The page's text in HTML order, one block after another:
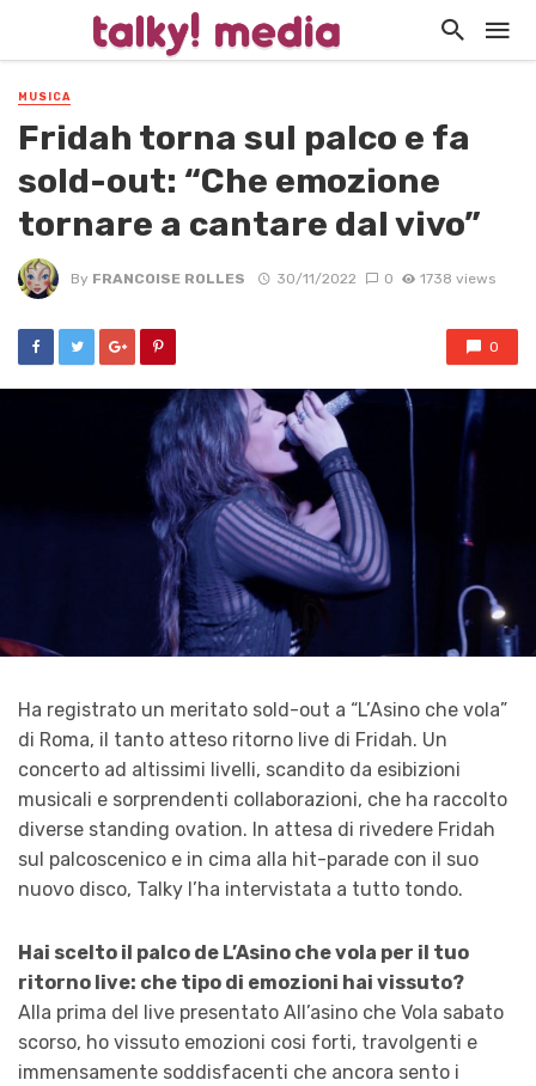
MUSICA
Fridah torna sul palco e fa
sold-out: “Che emozione
tornare a cantare dal vivo”
By FRANCOISE ROLLES 30/11/2022 0 1738 views
0
Ha registrato un meritato sold-out a “L’Asino che vola”
di Roma, il tanto atteso ritorno live di Fridah. Un
concerto ad altissimi livelli, scandito da esibizioni
musicali e sorprendenti collaborazioni, che ha raccolto
diverse standing ovation. In attesa di rivedere Fridah
sul palcoscenico e in cima alla hit-parade con il suo
nuovo disco, Talky l’ha intervistata a tutto tondo.
Hai scelto il palco de L’Asino che vola per il tuo
ritorno live: che tipo di emozioni hai vissuto?
Alla prima del live presentato All’asino che Vola sabato
scorso, ho vissuto emozioni cosi forti, travolgenti e
immensamente soddisfacenti che ancora sento i